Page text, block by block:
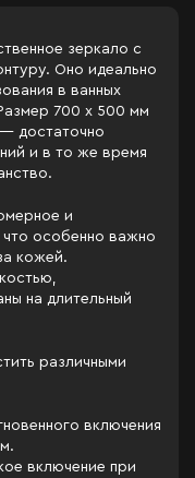
зеркало с
Оно идеально
в ванных
700 x 500 мм
достаточно
и в то же время
и
особенно важно
кожей.
на длительный
различными
включения
включение при